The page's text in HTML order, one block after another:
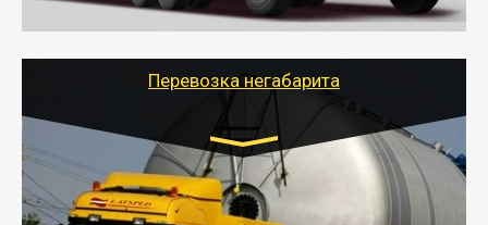
- Тайгер Логистик поможет быстро перевезти
скоропортящиеся продукты в любой город России с
Перевозка негабарита
Цена за км. Рассчитывается
индивидуально